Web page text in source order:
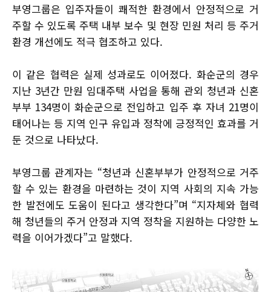
부영그룹은 입주자들이 쾌적한 환경에서 안정적으로 거
주할 수 있도록 주택 내부 보수 및 현장 민원 처리 등 주거
환경 개선에도 적극 협조하고 있다.
이 같은 협력은 실제 성과로도 이어졌다. 화순군의 경우
지난 3년간 만원 임대주택 사업을 통해 관외 청년과 신혼
부부 134명이 화순군으로 전입하고 입주 후 자녀 21명이
태어나는 등 지역 인구 유입과 정착에 긍정적인 효과를 거
둔 것으로 나타났다.
부영그룹 관계자는 “청년과 신혼부부가 안정적으로 거주
할 수 있는 환경을 마련하는 것이 지역 사회의 지속 가능
한 발전에도 도움이 된다고 생각한다”며 “지자체와 협력
해 청년들의 주거 안정과 지역 정착을 지원하는 다양한 노
력을 이어가겠다”고 말했다.